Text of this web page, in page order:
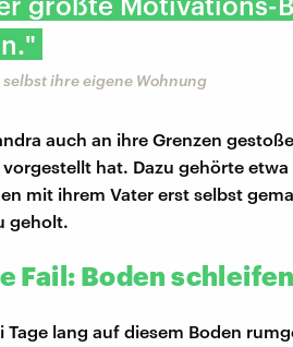
ihre eigene Wohnung
auch an ihre Grenzen
hat. Dazu gehörte
mit ihrem Vater erst selbst
geholt.
Fail: Boden schleifen
Tage lang auf diesem Boden